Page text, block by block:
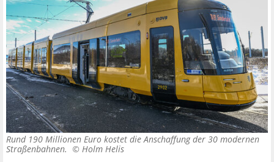
Rund 190 Millionen Euro kostet die Anschaffung der 30 modernen
Straßenbahnen. © Holm Helis